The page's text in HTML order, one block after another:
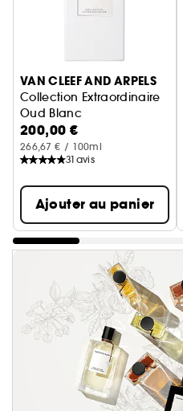
Ignorer le carrousel produits
VAN CLEEF AND ARPELS
Collection Extraordinaire
Oud Blanc
Eau de Parfum
200,00 €
266,67 € / 100ml
31 avis
Ajouter au panier